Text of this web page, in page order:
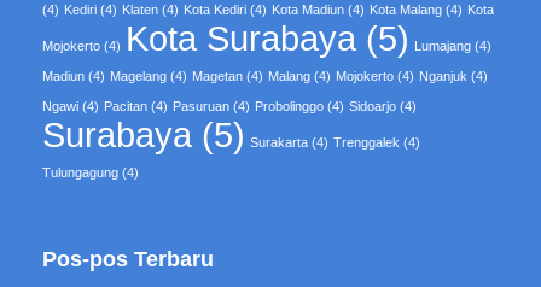
(4) Kediri (4) Klaten (4) Kota Kediri (4) Kota Madiun (4) Kota Malang (4) Kota
Mojokerto (4) Kota Surabaya (5) Lumajang (4)
Madiun (4) Magelang (4) Magetan (4) Malang (4) Mojokerto (4) Nganjuk (4)
Ngawi (4) Pacitan (4) Pasuruan (4) Probolinggo (4) Sidoarjo (4)
Surabaya (5) Surakarta (4) Trenggalek (4)
Tulungagung (4)
Pos-pos Terbaru